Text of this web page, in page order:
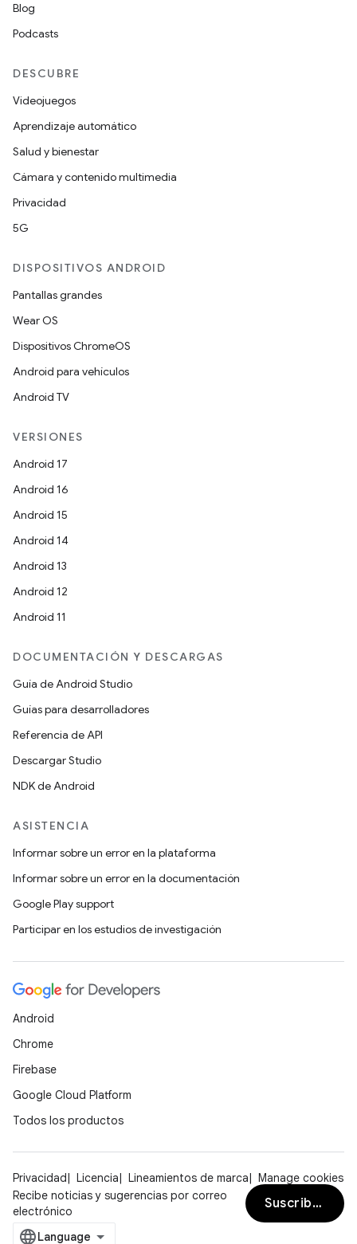
Blog
Podcasts
DESCUBRE
Videojuegos
Aprendizaje automático
Salud y bienestar
Cámara y contenido multimedia
Privacidad
5G
DISPOSITIVOS ANDROID
Pantallas grandes
Wear OS
Dispositivos ChromeOS
Android para vehículos
Android TV
VERSIONES
Android 17
Android 16
Android 15
Android 14
Android 13
Android 12
Android 11
DOCUMENTACIÓN Y DESCARGAS
Guía de Android Studio
Guías para desarrolladores
Referencia de API
Descargar Studio
NDK de Android
ASISTENCIA
Informar sobre un error en la plataforma
Informar sobre un error en la documentación
Google Play support
Participar en los estudios de investigación
Android
Chrome
Firebase
Google Cloud Platform
Todos los productos
Privacidad Licencia Lineamientos de marca
Manage cookies
Recibe noticias y sugerencias por correo
electrónico
Suscribirse